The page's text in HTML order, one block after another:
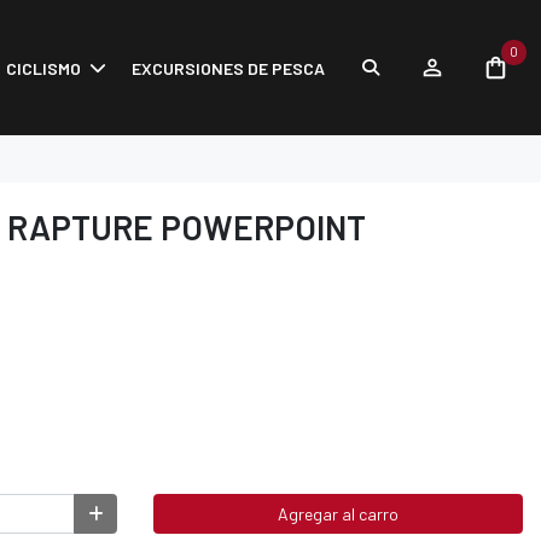
CICLISMO EXCURSIONES DE PESCA
0
POWERPOINT
Agregar al carro